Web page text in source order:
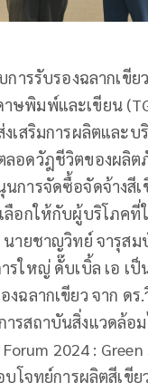
การรับรองฉลากเขีย
ษพิมพ์และเขียน
เสริมการผลิตและ
ลอดวัฎชีวิตของผลิ
การจัดซื้อจัดจ้างสีเ
ลือกให้กับผู้บริโภคที่
ายชาญวิทย์ จารุสม
รใหญ่ ดั๊บเบิ้ล เอ เ
งฉลากเขียว จาก ดร
ารสถาบันสิ่งแวดล้อ
2024 :
โจทย์การผลิตสีเขีย